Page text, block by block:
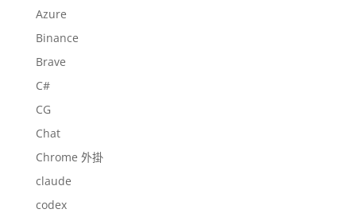
Azure
Binance
Brave
C#
CG
Chat
Chrome 外掛
claude
codex